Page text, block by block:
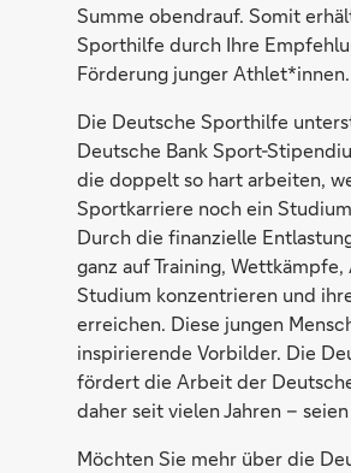
Summe obendrauf. Somit
Sporthilfe durch Ihre
Förderung junger Athlet*innen.
Die Deutsche Sporthilfe
Deutsche Bank Sport-
die doppelt so hart arbeiten,
Sportkarriere noch ein
Durch die finanzielle
ganz auf Training,
Studium konzentrieren und
erreichen. Diese jungen
inspirierende Vorbilder. Die
fördert die Arbeit der
daher seit vielen Jahren –
Möchten Sie mehr über die